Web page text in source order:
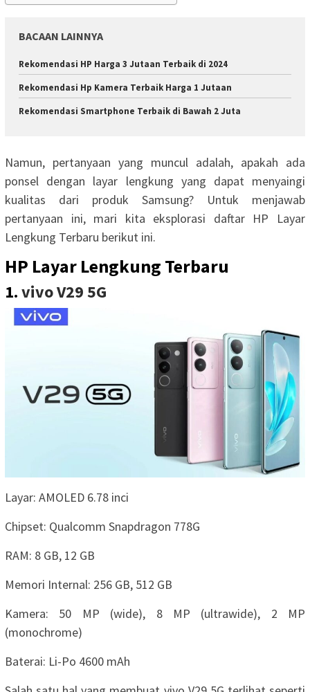
BACAAN LAINNYA
Rekomendasi HP Harga 3 Jutaan Terbaik di 2024
Rekomendasi Hp Kamera Terbaik Harga 1 Jutaan
Rekomendasi Smartphone Terbaik di Bawah 2 Juta
Namun, pertanyaan yang muncul adalah, apakah ada
ponsel dengan layar lengkung yang dapat menyaingi
kualitas dari produk Samsung? Untuk menjawab
pertanyaan ini, mari kita eksplorasi daftar HP Layar
Lengkung Terbaru berikut ini.
HP Layar Lengkung Terbaru
1.vivo V29 5G
Layar: AMOLED 6.78 inci
Chipset: Qualcomm Snapdragon 778G
RAM: 8 GB, 12 GB
Memori Internal: 256 GB, 512 GB
Kamera: 50 MP (wide), 8 MP (ultrawide), 2 MP
(monochrome)
Baterai: Li-Po 4600 mAh